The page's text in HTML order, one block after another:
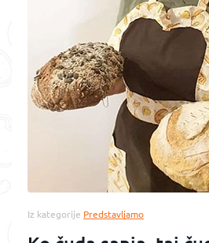
Iz kategorije Predstavljamo